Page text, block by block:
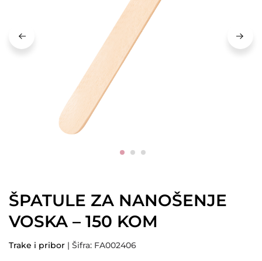
ŠPATULE ZA NANOŠENJE
VOSKA – 150 KOM
Trake i pribor | Šifra: FA002406